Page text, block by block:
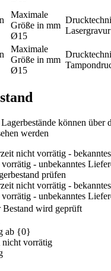
Maximale
Größe in mm
Ø15
Lasergravur
Maximale
Größe in mm
Ø15
können über
werden
nicht vorrätig -
- unbekanntes
prüfen
nicht vorrätig -
- unbekanntes
Bestand wird geprüft
ab {0}
nicht vorrätig